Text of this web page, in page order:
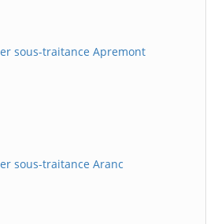
sous-traitance Apremont
sous-traitance Aranc